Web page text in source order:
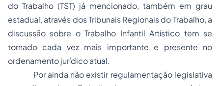
do Trabalho (TST) já mencionado, também em grau
estadual, através dos Tribunais Regionais do Trabalho, a
discussão sobre o Trabalho Infantil Artístico tem se
tornado cada vez mais importante e presente no
ordenamento jurídico atual.
Por ainda não existir regulamentação legislativa